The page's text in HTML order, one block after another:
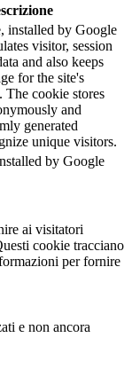
installed by Google
visitor, session
and also keeps
for the site's
The cookie stores
and
generated
unique visitors.
by Google
ai visitatori
cookie tracciano
per fornire
e non ancora